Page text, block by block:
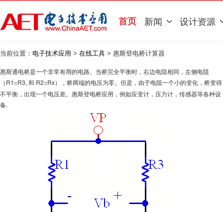
首页 新闻 设计资源
当前位置： 电子技术应用 > 在线工具 > 惠斯登电桥计算器
惠斯通电桥是一个非常有用的电路。当桥完全平衡时，右边电阻相同，左侧电阻
（R1=R3, 和 R2=Rx），桥两端的电压为零。但是，由于电阻一个小的变化，桥变得
不平衡，出现一个电压差。惠斯登电桥应用，例如应变计，压力计，传感器等各种设
备.